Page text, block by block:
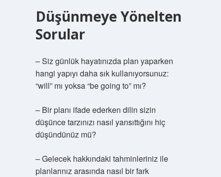
Düşünmeye Yönelten
Sorular
– Siz günlük hayatınızda plan yaparken
hangi yapıyı daha sık kullanıyorsunuz:
“will” mı yoksa “be going to” mı?
– Bir planı ifade ederken dilin sizin
düşünce tarzınızı nasıl yansıttığını hiç
düşündünüz mü?
– Gelecek hakkındaki tahminleriniz ile
planlarınız arasında nasıl bir fark